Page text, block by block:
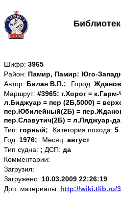
Шифр: 3965
Район: Памир, Памир: Юго-
Автор: Билан В.П.; Город: Жданов
Маршрут: #3965: г.Хорог =
л.Биджуар = пер (2Б,5000) =
пер.Юбилейный(2Б) =
пер.Славутич(2Б) = л.Ляджуар-
Тип: горный; Категория похода: 5
Год: 1976; Месяц: август
Тип судна: ; ДСП: да
Комментарии:
Загрузил:
Загружено: 10.03.2009 22:26:19
Доп. материалы: http://wiki.tlib.ru/